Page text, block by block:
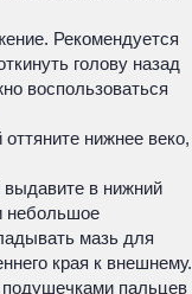
Рекомендуется
голову назад
воспользоваться
нижнее веко,
выдавите в нижний
небольшое
мазь для
края к внешнему.
подушечками пальцев